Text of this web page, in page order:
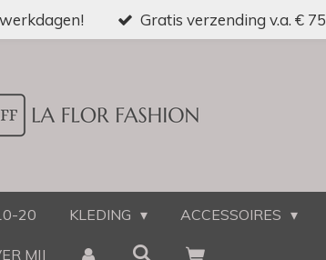
Gratis verzending v.a. € 75
20 KLEDING ACCESSOIRES
MIJ